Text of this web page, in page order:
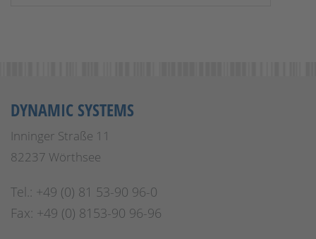
DYNAMIC SYSTEMS
Inninger Straße 11
82237 Wörthsee
Tel.: +49 (0) 81 53-90 96-0
Fax: +49 (0) 8153-90 96-96